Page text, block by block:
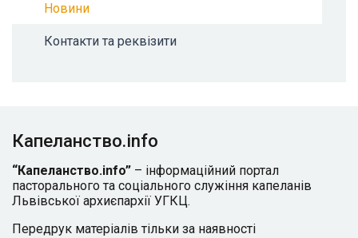
Новини
Контакти та реквізити
Капеланство.info
“Капеланство.info” – інформаційний портал
пасторального та соціального служіння капеланів
Львівської архиєпархії УГКЦ.
Передрук матеріалів тільки за наявності